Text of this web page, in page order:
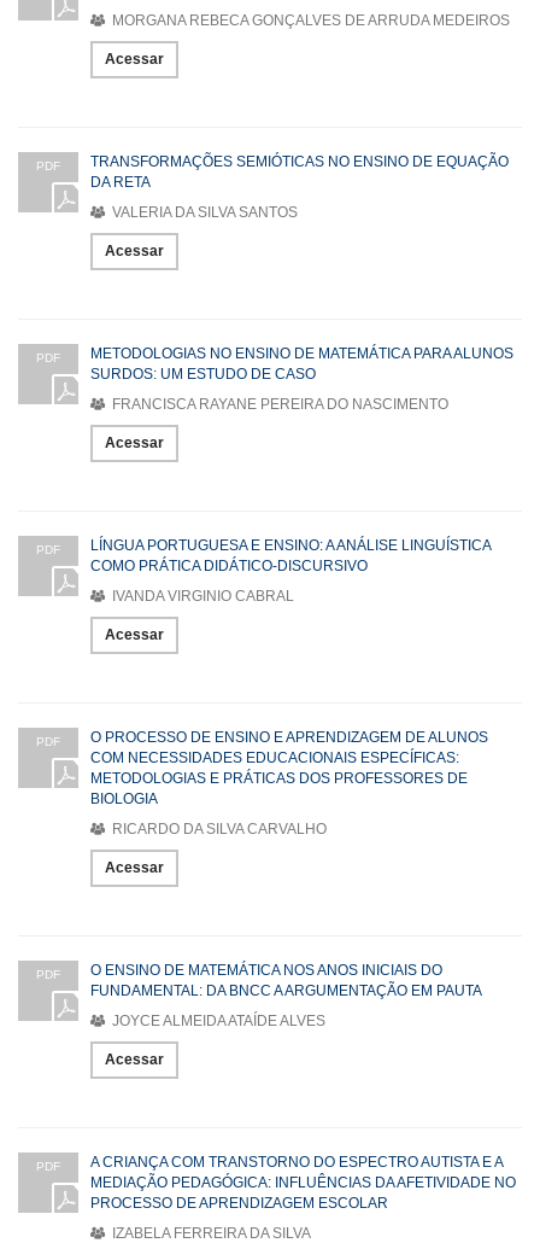
MORGANA REBECA GONÇALVES DE ARRUDA MEDEIROS
Acessar
PDF
TRANSFORMAÇÕES SEMIÓTICAS NO ENSINO DE EQUAÇÃO
DA RETA
VALERIA DA SILVA SANTOS
Acessar
PDF
METODOLOGIAS NO ENSINO DE MATEMÁTICA PARA ALUNOS
SURDOS: UM ESTUDO DE CASO
FRANCISCA RAYANE PEREIRA DO NASCIMENTO
Acessar
PDF
LÍNGUA PORTUGUESA E ENSINO: A ANÁLISE LINGUÍSTICA
COMO PRÁTICA DIDÁTICO-DISCURSIVO
IVANDA VIRGINIO CABRAL
Acessar
PDF
O PROCESSO DE ENSINO E APRENDIZAGEM DE ALUNOS
COM NECESSIDADES EDUCACIONAIS ESPECÍFICAS:
METODOLOGIAS E PRÁTICAS DOS PROFESSORES DE
BIOLOGIA
RICARDO DA SILVA CARVALHO
Acessar
PDF
O ENSINO DE MATEMÁTICA NOS ANOS INICIAIS DO
FUNDAMENTAL: DA BNCC A ARGUMENTAÇÃO EM PAUTA
JOYCE ALMEIDA ATAÍDE ALVES
Acessar
PDF
A CRIANÇA COM TRANSTORNO DO ESPECTRO AUTISTA E A
MEDIAÇÃO PEDAGÓGICA: INFLUÊNCIAS DA AFETIVIDADE NO
PROCESSO DE APRENDIZAGEM ESCOLAR
IZABELA FERREIRA DA SILVA